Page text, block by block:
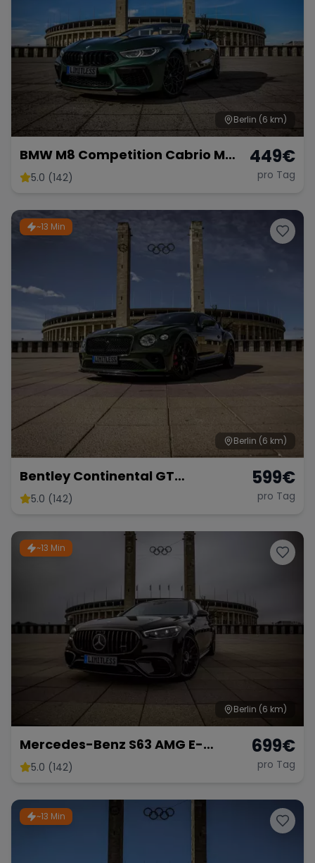
Berlin (6 km)
BMW M8 Competition Cabrio M
mieten 625 PS xDrive Sportwagen
5.0 (142)
449€
pro Tag
~13 Min
Berlin (6 km)
Bentley Continental GT
Sportwagen Coupe mieten
5.0 (142)
599€
pro Tag
~13 Min
Berlin (6 km)
Mercedes-Benz S63 AMG E-
Performance 2025 lang 802 PS
Hochzeitsauto Limousine mieten
5.0 (142)
699€
pro Tag
~13 Min